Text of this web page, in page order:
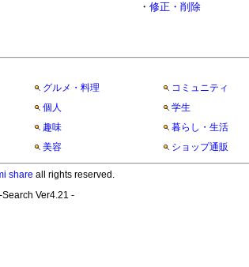
・ 修正・削除
グルメ・料理
コミュニティ
個人
学生
趣味
暮らし・生活
美容 ショップ通販
share all rights reserved.
Search Ver4.21 -